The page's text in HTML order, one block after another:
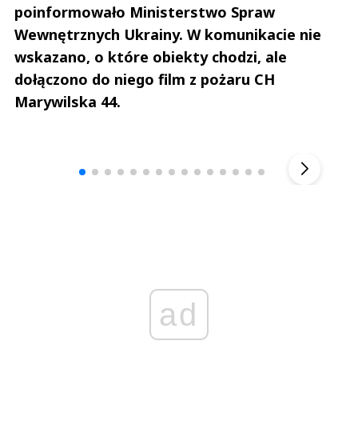
poinformowało Ministerstwo Spraw
Wewnętrznych Ukrainy. W komunikacie nie
wskazano, o które obiekty chodzi, ale
dołączono do niego film z pożaru CH
Marywilska 44.
ad